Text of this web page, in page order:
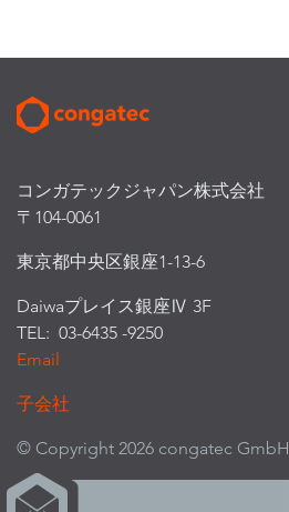
コンガテックジャパン株式会社
〒104-0061
東京都中央区銀座1-13-6
Daiwaプレイス銀座Ⅳ 3F
TEL: 03-6435 -9250
Email
子会社
© Copyright 2026 congatec GmbH